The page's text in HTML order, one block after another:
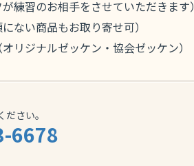
練習のお相手をさせていただきます）
ない商品もお取り寄せ可）
リジナルゼッケン・協会ゼッケン）
さい。
6678